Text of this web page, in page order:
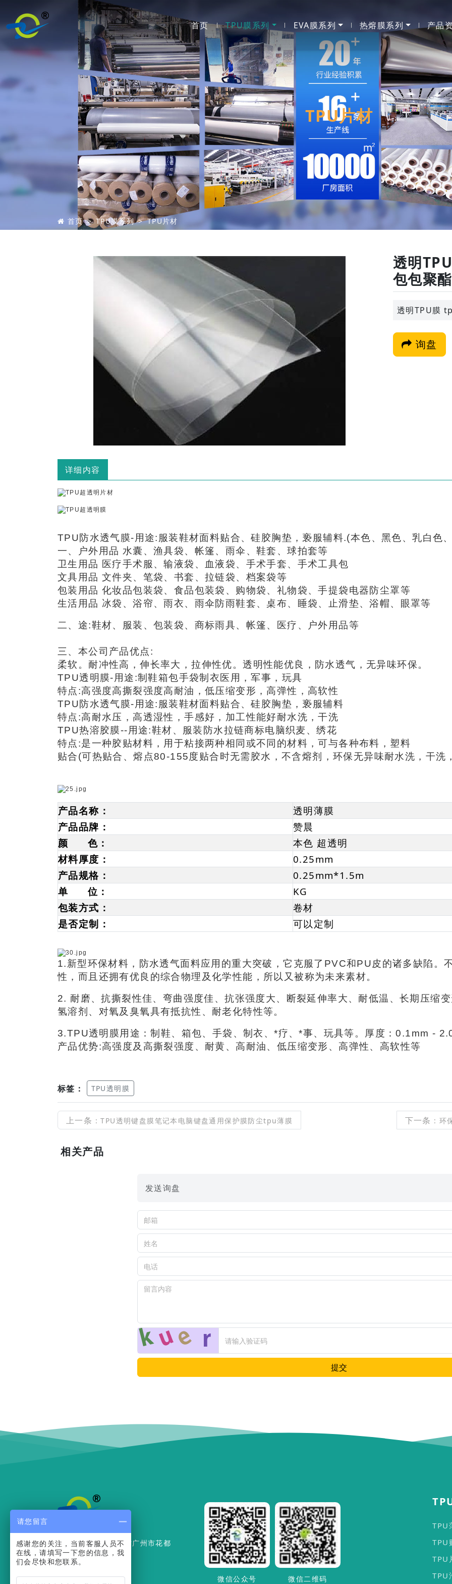
首页 TPU膜系列 EVA膜系列 热熔膜系列 产品
TPU片材
首页 TPU膜系列 TPU片材
透明
包包聚
透明TPU膜
询盘
详细内容
TPU防水透气膜-用途:服装鞋材面料贴合、硅胶胸垫，亵服辅料.(本色、黑色、乳白色
一、户外用品 水囊、渔具袋、帐篷、雨伞、鞋套、球拍套等
卫生用品 医疗手术服、输液袋、血液袋、手术手套、手术工具包
文具用品 文件夹、笔袋、书套、拉链袋、档案袋等
包装用品 化妆品包装袋、食品包装袋、购物袋、礼物袋、手提袋电器防尘罩等
生活用品 冰袋、浴帘、雨衣、雨伞防雨鞋套、桌布、睡袋、止滑垫、浴帽、眼罩等
二、途:鞋材、服装、包装袋、商标雨具、帐篷、医疗、户外用品等
三、本公司产品优点:
柔软。耐冲性高，伸长率大，拉伸性优。透明性能优良，防水透气，无异味环保。
TPU透明膜-用途:制鞋箱包手袋制衣医用，军事，玩具
特点:高强度高撕裂强度高耐油，低压缩变形，高弹性，高软性
TPU防水透气膜-用途:服装鞋材面料贴合、硅胶胸垫，亵服辅料
特点:高耐水压，高透湿性，手感好，加工性能好耐水洗，干洗
TPU热溶胶膜--用途:鞋材、服装防水拉链商标电脑织麦、绣花
特点:是一种胶贴材料，用于粘接两种相同或不同的材料，可与各种布料，塑料
贴合(可热贴合、熔点80-155度贴合时无需胶水，不含熔剂，环保无异味耐水洗，干洗
产品名称：
透明薄膜
产品品牌：
赞晨
颜 色：
本色 超透明
材料厚度：
0.25mm
产品规格：
0.25mm*1.5m
单 位：
KG
包装方式：
卷材
是否定制：
可以定制
1.新型环保材料，防水透气面料应用的重大突破，它克服了PVC和PU皮的诸多缺陷。
性，而且还拥有优良的综合物理及化学性能，所以又被称为未来素材。
2. 耐磨、抗撕裂性佳、弯曲强度佳、抗张强度大、断裂延伸率大、耐低温、长期压缩
氢溶剂、对氧及臭氧具有抵抗性、耐老化特性等。
3.TPU透明膜用途：制鞋、箱包、手袋、制衣、*疗、*事、玩具等。厚度：0.1mm -
产品优势:高强度及高撕裂强度、耐黄、高耐油、低压缩变形、高弹性、高软性等
标签： TPU透明膜
上一条 : TPU透明键盘膜笔记本电脑键盘通用保护膜防尘tpu薄膜 下一条 : 环
相关产品
发送询盘
提交
联系地址：广东省广州市花都
区迎宾大道162号
微信公众号 微信二维码
TPU
TPU
TPU
TPU
请您留言
感谢您的关注，当前客服人员不
在线，请填写一下您的信息，我
们会尽快和您联系。